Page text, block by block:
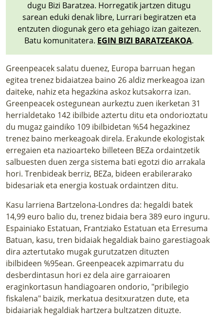
dugu Bizi Baratzea. Horregatik jartzen ditugu
sarean eduki denak libre, Lurrari begiratzen eta
entzuten diogunak gero eta gehiago izan gaitezen.
Batu komunitatera. EGIN BIZI BARATZEAKOA.
Greenpeaceksalatu duenez, Europa barruan hegan
egitea trenez bidaiatzea baino 26 aldiz merkeagoa izan
daiteke, nahiz eta hegazkina askoz kutsakorra izan.
Greenpeacek ostegunean aurkeztu zuen ikerketan 31
herrialdetako 142 ibilbide aztertu ditu eta ondorioztatu
du mugaz gaindiko 109 ibilbidetan %54 hegazkinez
trenez baino merkeagoak direla. Erakunde ekologistak
erregaien eta nazioarteko billeteen BEZa ordaintzetik
salbuesten duen zerga sistema bati egotzi dio arrakala
hori. Trenbideak berriz, BEZa, bideen erabilerarako
bidesariak eta energia kostuak ordaintzen ditu.
Kasu larriena Bartzelona-Londres da: hegaldi batek
14,99 euro balio du, trenez bidaia bera 389 euro inguru.
Espainiako Estatuan, Frantziako Estatuan eta Erresuma
Batuan, kasu, tren bidaiak hegaldiak baino garestiagoak
dira aztertutako mugak gurutzatzen dituzten
ibilbideen %95ean. Greenpeacek azpimarratu du
desberdintasun hori ez dela aire garraioaren
eraginkortasun handiagoaren ondorio, "pribilegio
fiskalena" baizik, merkatua desitxuratzen dute, eta
bidaiariak hegaldiak hartzera bultzatzen dituzte.